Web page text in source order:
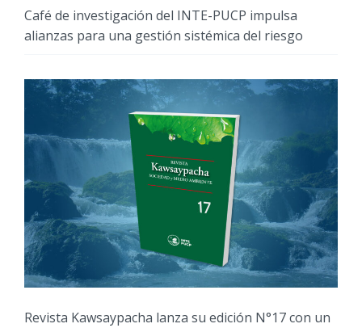
Café de investigación del INTE-PUCP impulsa
alianzas para una gestión sistémica del riesgo
Revista Kawsaypacha lanza su edición N°17 con un